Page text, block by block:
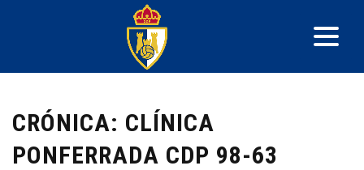
CRÓNICA: CLÍNICA
PONFERRADA CDP 98-63